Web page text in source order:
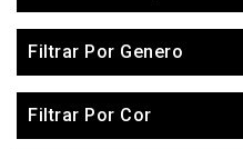
Filtrar Por Genero
Filtrar Por Cor